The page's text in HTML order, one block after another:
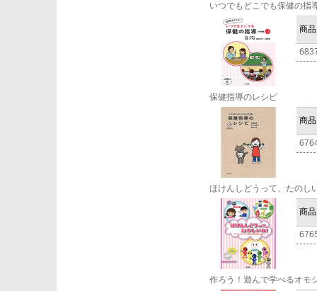
いつでもどこでも保健の指
商
保健指導のレシピ
商
ほけんしどうって、たのし
商
作ろう！遊んで学べるオモ